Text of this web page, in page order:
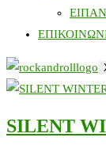
SILENT